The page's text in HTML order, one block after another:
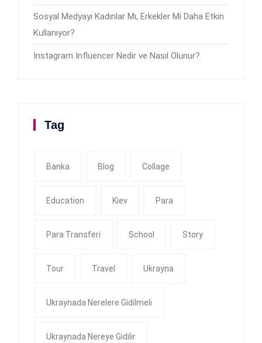
Sosyal Medyayı Kadınlar Mı, Erkekler Mi Daha Etkin
Kullanıyor?
Instagram Influencer Nedir ve Nasıl Olunur?
Tag
Banka Blog Collage
Education Kiev Para
Para Transferi School Story
Tour Travel Ukrayna
Ukraynada Nerelere Gidilmeli
Ukraynada Nereye Gidilir